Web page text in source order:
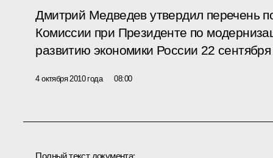
Дмитрий Медведев утвердил перечень
Комиссии при Президенте по
развитию экономики России 22
4 октября 2010 года 08:00
Полный текст документа: